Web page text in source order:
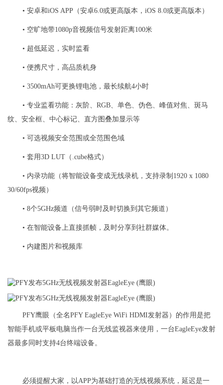
• 安卓和iOS APP（安卓6.0或更高版本，iOS 8.0或更高版本）
• 空旷地带1080p音视频信号发射距离100米
• 超低延迟，实时监看
• 便携尺寸，高品质机身
• 3500mAh可更换锂电池，最长续航4小时
• 专业监看功能：灰阶、RGB、单色、伪色、峰值对焦、斑马
纹、安全框、中心标记、直方图叠加显示等
• 可选视频安全范围或全范围色域
• 套用3D LUT（.cube格式）
• 内录功能（将智能设备变成无线录机，支持录制1920 x 1080
30/60fps视频）
• 8个5GHz频道（信号弱时及时切换到其它频道）
• 在智能设备上直接抓帧，及时分享到社群媒体。
• 内建图片和视频库
PFY鹰眼（全名PFY EagleEye WiFi HDMI发射器）的作用是把
智能手机或平板电脑当作一台无线监视器来使用，一台EagleEye发射
器最多同时支持4台终端设备。
必须提醒大家，以APP为基础打造的无线视频系统，延迟是一